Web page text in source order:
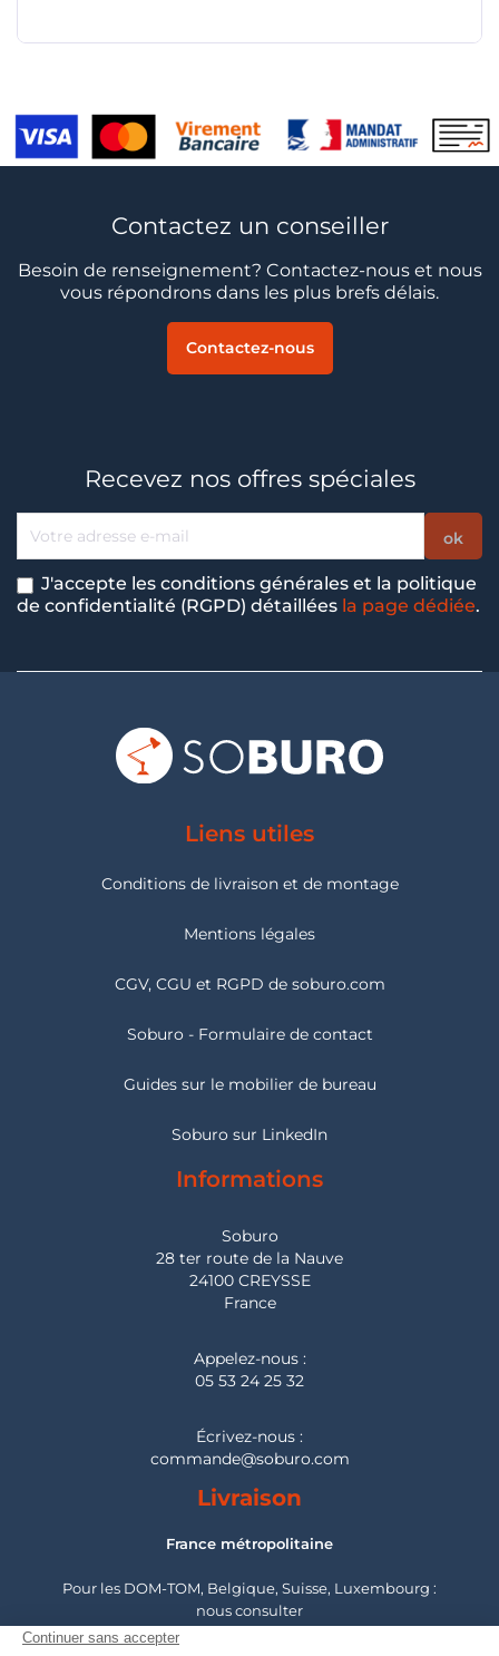
Contactez un conseiller
Besoin de renseignement? Contactez-nous et nous
vous répondrons dans les plus brefs délais.
Contactez-nous
Recevez nos offres spéciales
J'accepte les conditions générales et la politique
de confidentialité (RGPD) détaillées la page dédiée.
Liens utiles
Conditions de livraison et de montage
Mentions légales
CGV, CGU et RGPD de soburo.com
Soburo - Formulaire de contact
Guides sur le mobilier de bureau
Soburo sur LinkedIn
Informations
Soburo
28 ter route de la Nauve
24100 CREYSSE
France
Appelez-nous :
05 53 24 25 32
Écrivez-nous :
commande@soburo.com
Livraison
France métropolitaine
Pour les DOM-TOM, Belgique, Suisse, Luxembourg :
nous consulter